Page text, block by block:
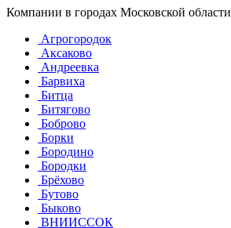
Компании в городах Московской области
Агрогородок
Аксаково
Андреевка
Барвиха
Битца
Битягово
Боброво
Борки
Бородино
Бородки
Брёхово
Бутово
Быково
ВНИИССОК